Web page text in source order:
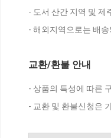
- 도서 산간 지역 및
- 해외지역으로는 배송
교환/환불 안내
- 상품의 특성에 따른
- 교환 및 환불신청은